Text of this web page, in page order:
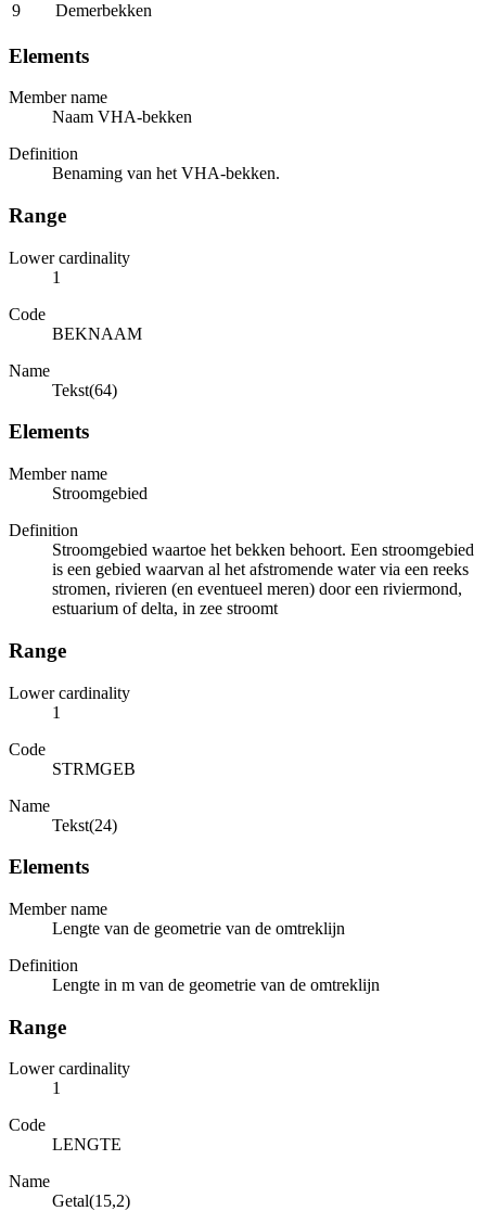
9
Demerbekken
Elements
Member name
Naam VHA-bekken
Definition
Benaming van het VHA-bekken.
Range
Lower cardinality
1
Code
BEKNAAM
Name
Tekst(64)
Elements
Member name
Stroomgebied
Definition
Stroomgebied waartoe het bekken behoort. Een stroomgebied
is een gebied waarvan al het afstromende water via een reeks
stromen, rivieren (en eventueel meren) door een riviermond,
estuarium of delta, in zee stroomt
Range
Lower cardinality
1
Code
STRMGEB
Name
Tekst(24)
Elements
Member name
Lengte van de geometrie van de omtreklijn
Definition
Lengte in m van de geometrie van de omtreklijn
Range
Lower cardinality
1
Code
LENGTE
Name
Getal(15,2)